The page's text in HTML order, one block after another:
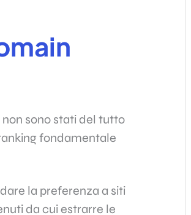
non sono stati del tutto
fondamentale
la preferenza a siti
da cui estrarre le